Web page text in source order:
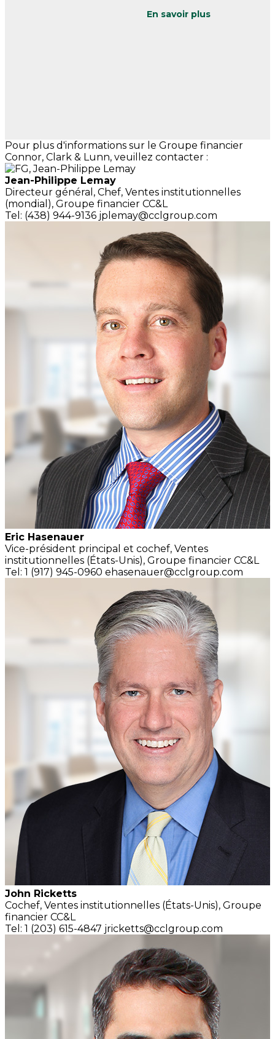
En savoir plus
Pour plus d'informations sur le Groupe financier
Connor, Clark & Lunn, veuillez contacter :
Jean-Philippe Lemay
Directeur général, Chef, Ventes institutionnelles
(mondial), Groupe financier CC&L
Tel: (438) 944-9136 jplemay@cclgroup.com
Eric Hasenauer
Vice-président principal et cochef, Ventes
institutionnelles (États-Unis), Groupe financier CC&L
Tel: 1 (917) 945-0960 ehasenauer@cclgroup.com
John Ricketts
Cochef, Ventes institutionnelles (États-Unis), Groupe
financier CC&L
Tel: 1 (203) 615-4847 jricketts@cclgroup.com